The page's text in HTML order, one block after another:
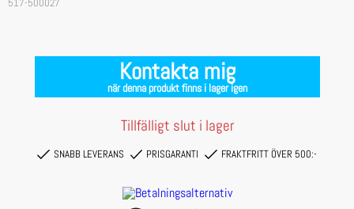
517-500027
Kontakta mig
när denna produkt finns i lager igen
Tillfälligt slut i lager
SNABB LEVERANS PRISGARANTI FRAKTFRITT ÖVER 500:-